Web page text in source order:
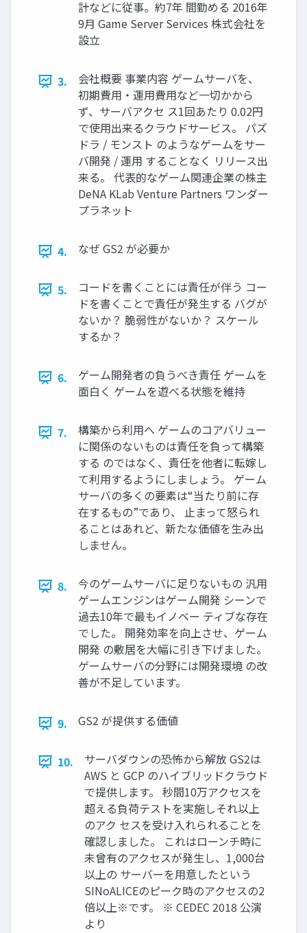
計などに従事。約7年 間勤める 2016年
9⽉ Game Server Services 株式会社を
設⽴
3.
会社概要 事業内容 ゲームサーバを、
初期費⽤・運⽤費⽤など⼀切かから
ず、サーバアクセ ス1回あたり 0.02円
で使⽤出来るクラウドサービス。 パズ
ドラ / モンスト のようなゲームをサー
バ開発 / 運⽤ することなく リリース出
来る。 代表的なゲーム関連企業の株主
DeNA KLab Venture Partners ワンダー
プラネット
4. なぜ GS2 が必要か
5.
コードを書くことには責任が伴う コー
ドを書くことで責任が発⽣する バグが
ないか？ 脆弱性がないか？ スケール
するか？
6.
ゲーム開発者の負うべき責任 ゲームを
⾯⽩く ゲームを遊べる状態を維持
7.
構築から利⽤へ ゲームのコアバリュー
に関係のないものは責任を負って構築
する のではなく、責任を他者に転嫁し
て利⽤するようにしましょう。 ゲーム
サーバの多くの要素は“当たり前に存
在するもの”であり、 ⽌まって怒られ
ることはあれど、新たな価値を⽣み出
しません。
8.
今のゲームサーバに⾜りないもの 汎⽤
ゲームエンジンはゲーム開発 シーンで
過去10年で最もイノベー ティブな存在
でした。 開発効率を向上させ、ゲーム
開発 の敷居を⼤幅に引き下げました。
ゲームサーバの分野には開発環境 の改
善が不⾜しています。
9. GS2 が提供する価値
10.
サーバダウンの恐怖から解放 GS2は
AWS と GCP のハイブリッドクラウド
で提供します。 秒間10万アクセスを
超える負荷テストを実施しそれ以上
のアク セスを受け⼊れられることを
確認しました。 これはローンチ時に
未曾有のアクセスが発⽣し、1,000台
以上の サーバーを⽤意したという
SINoALICEのピーク時のアクセスの2
倍以上※です。 ※ CEDEC 2018 公演
より